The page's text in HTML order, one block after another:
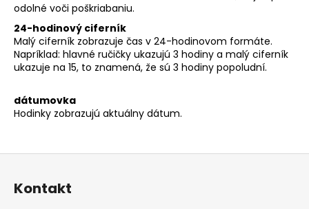
odolné voči poškriabaniu.
24-hodinový ciferník
Malý ciferník zobrazuje čas v 24-hodinovom formáte.
Napríklad: hlavné ručičky ukazujú 3 hodiny a malý ciferník
ukazuje na 15, to znamená, že sú 3 hodiny popoludní.
dátumovka
Hodinky zobrazujú aktuálny dátum.
Z
Kontakt